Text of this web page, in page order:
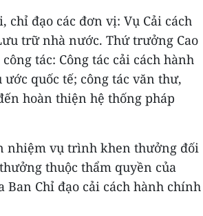
chỉ đạo các đơn vị: Vụ Cải cách
trữ nhà nước. Thứ trưởng Cao
tác: Công tác cải cách hành
quốc tế; công tác văn thư,
hoàn thiện hệ thống pháp
nhiệm vụ trình khen thưởng đối
thuộc thẩm quyền của
Chỉ đạo cải cách hành chính